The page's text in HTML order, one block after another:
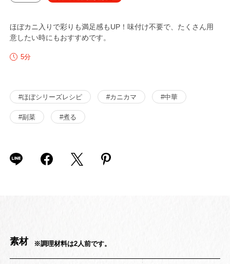
ほぼカニ入りで彩りも満足感もUP！味付け不要で、たくさん用
意したい時にもおすすめです。
5分
#ほぼシリーズレシピ #カニカマ #中華
#副菜 #煮る
素材 ※調理材料は2人前です。